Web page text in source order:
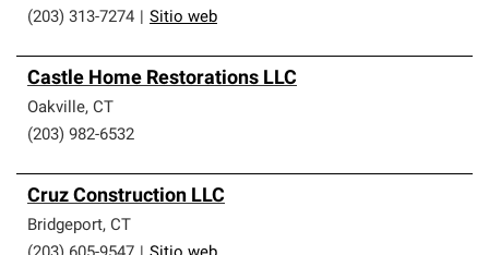
(203) 313-7274
Sitio web
Castle Home Restorations LLC
Oakville, CT
(203) 982-6532
Cruz Construction LLC
Bridgeport, CT